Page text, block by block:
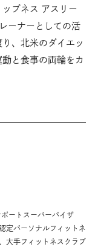
プネス アスリー
ーナーとしての活
、北米のダイエッ
と食事の両輪をカ
ートスーパーバイザ
定パーソナルフィットネ
大手フィットネスクラブ